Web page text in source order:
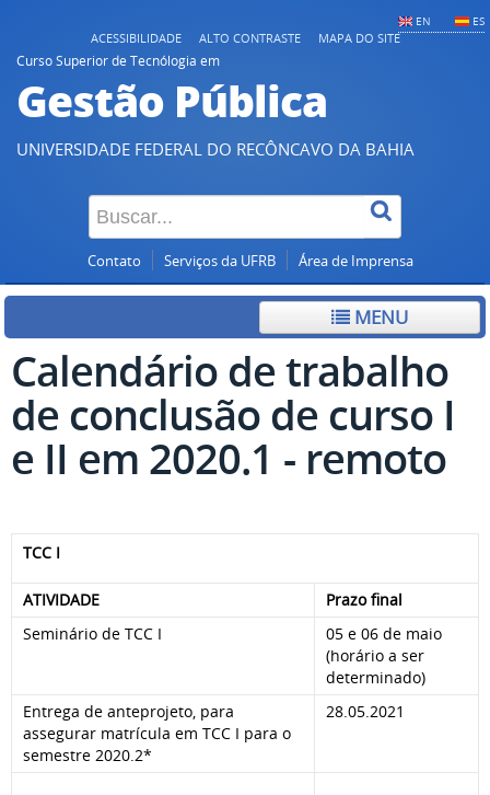
EN ES
ACESSIBILIDADE ALTO CONTRASTE
MAPA DO SITE
Curso Superior de Tecnólogia em
Gestão Pública
UNIVERSIDADE FEDERAL DO RECÔNCAVO DA BAHIA
Contato Serviços da UFRB Área de Imprensa
MENU
Calendário de trabalho
de conclusão de curso I
e II em 2020.1 - remoto
TCC I
ATIVIDADE
Prazo final
Seminário de TCC I
05 e 06 de maio
(horário a ser
determinado)
Entrega de anteprojeto, para
assegurar matrícula em TCC I para o
semestre 2020.2*
28.05.2021